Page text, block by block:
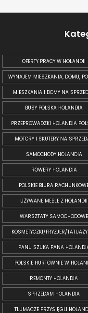
OFERTY PRACY W HOLANDII
WYNAJEM MIESZKANIA, DOMU,
MIESZKANIA I DOMY NA
BUSY POLSKA HOLANDIA
PRZEPROWADZKI HOLANDIA
MOTORY I SKUTERY NA
SAMOCHODY HOLANDIA
ROWERY HOLANDIA
POLSKIE BIURA
UŻYWANE MEBLE Z HOLANDII
WARSZTATY SAMOCHODOWE
KOSMETYCZKI/FRYZJER/
PANU SZUKA PANA
POLSKIE HURTOWNIE W
REMONTY HOLANDIA
SPRZEDAM HOLANDIA
TŁUMACZE PRZYSIĘGLI